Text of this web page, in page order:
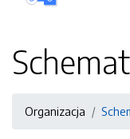
Organizacja